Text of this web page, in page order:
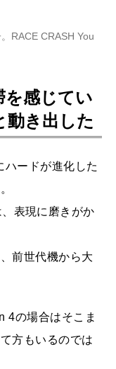
RACE CRASH You
を感じてい
動き出した
ードが進化した
表現に磨きがか
前世代機から大
4の場合はそこま
方もいるのでは